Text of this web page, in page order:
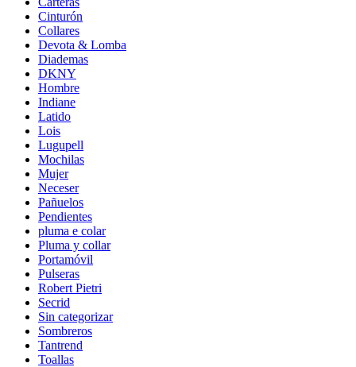
Cinturón
Collares
Devota & Lomba
Diademas
DKNY
Hombre
Indiane
Latido
Lois
Lugupell
Mochilas
Mujer
Neceser
Pañuelos
Pendientes
pluma e colar
Pluma y collar
Portamóvil
Pulseras
Robert Pietri
Secrid
Sin categorizar
Sombreros
Tantrend
Toallas